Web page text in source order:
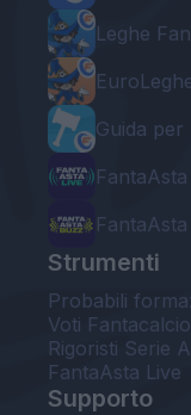
Leghe
Guida
Strumenti
Probabili
Voti
Rigoristi Serie A
FantaAsta Live
Supporto